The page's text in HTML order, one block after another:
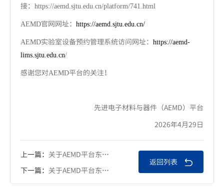
接： https://aemd.sjtu.edu.cn/platform/741.html
AEMD官网网址： https://aemd.sjtu.edu.cn/
AEMD实验室设备预约管理系统访问网址： https://aemd-
lims.sjtu.edu.cn/
感谢您对AEMD平台的关注！
先进电子材料与器件（AEMD）平台
2026年4月29日
上一篇： 关于AEMD平台东区等离子辅助原子层沉积系统（金属）新增NbN（氮化铌）薄膜沉积工艺的通知
下一篇： 关于AEMD平台东区高真空多腔室Al(Sc)N反应溅射系统新增SiO2薄膜修平工艺的通知
返回列表